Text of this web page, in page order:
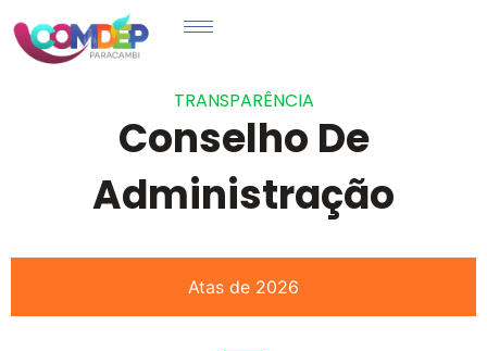
TRANSPARÊNCIA
Conselho De
Administração
Atas de 2026